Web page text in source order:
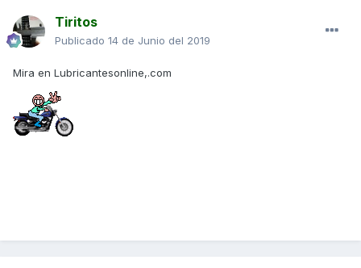
Tiritos
Publicado 14 de Junio del 2019
Mira en Lubricantesonline,.com